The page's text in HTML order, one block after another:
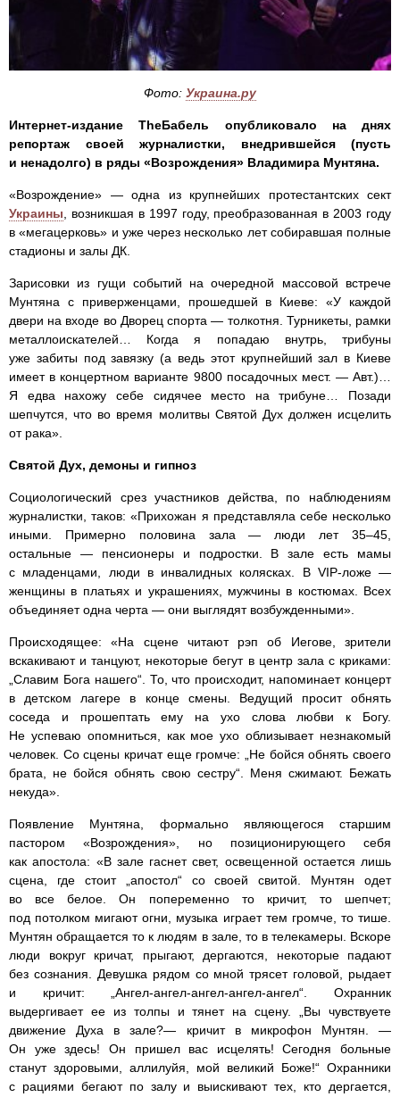
Фото: Украина.ру
Интернет-издание TheБабель опубликовало на днях
репортаж своей журналистки, внедрившейся (пусть
и ненадолго) в ряды «Возрождения» Владимира Мунтяна.
«Возрождение» — одна из крупнейших протестантских сект
Украины , возникшая в 1997 году, преобразованная в 2003 году
в «мегацерковь» и уже через несколько лет собиравшая полные
стадионы и залы ДК.
Зарисовки из гущи событий на очередной массовой встрече
Мунтяна с приверженцами, прошедшей в Киеве: «У каждой
двери на входе во Дворец спорта — толкотня. Турникеты, рамки
металлоискателей… Когда я попадаю внутрь, трибуны
уже забиты под завязку (а ведь этот крупнейший зал в Киеве
имеет в концертном варианте 9800 посадочных мест. — Авт.)…
Я едва нахожу себе сидячее место на трибуне… Позади
шепчутся, что во время молитвы Святой Дух должен исцелить
от рака».
Святой Дух, демоны и гипноз
Социологический срез участников действа, по наблюдениям
журналистки, таков: «Прихожан я представляла себе несколько
иными. Примерно половина зала — люди лет 35–45,
остальные — пенсионеры и подростки. В зале есть мамы
с младенцами, люди в инвалидных колясках. В VIP-ложе —
женщины в платьях и украшениях, мужчины в костюмах. Всех
объединяет одна черта — они выглядят возбужденными».
Происходящее: «На сцене читают рэп об Иегове, зрители
вскакивают и танцуют, некоторые бегут в центр зала с криками:
„Славим Бога нашего“. То, что происходит, напоминает концерт
в детском лагере в конце смены. Ведущий просит обнять
соседа и прошептать ему на ухо слова любви к Богу.
Не успеваю опомниться, как мое ухо облизывает незнакомый
человек. Со сцены кричат еще громче: „Не бойся обнять своего
брата, не бойся обнять свою сестру“. Меня сжимают. Бежать
некуда».
Появление Мунтяна, формально являющегося старшим
пастором «Возрождения», но позиционирующего себя
как апостола: «В зале гаснет свет, освещенной остается лишь
сцена, где стоит „апостол“ со своей свитой. Мунтян одет
во все белое. Он попеременно то кричит, то шепчет;
под потолком мигают огни, музыка играет тем громче, то тише.
Мунтян обращается то к людям в зале, то в телекамеры. Вскоре
люди вокруг кричат, прыгают, дергаются, некоторые падают
без сознания. Девушка рядом со мной трясет головой, рыдает
и кричит: „Ангел-ангел-ангел-ангел-ангел“. Охранник
выдергивает ее из толпы и тянет на сцену. „Вы чувствуете
движение Духа в зале?— кричит в микрофон Мунтян. —
Он уже здесь! Он пришел вас исцелять! Сегодня больные
станут здоровыми, аллилуйя, мой великий Боже!“ Охранники
с рациями бегают по залу и выискивают тех, кто дергается,